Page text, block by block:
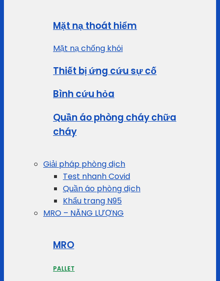
Mặt nạ thoát hiểm
Mặt nạ chống khói
Thiết bị ứng cứu sự cố
Bình cứu hỏa
Quần áo phòng cháy chữa
cháy
Giải pháp phòng dịch
Test nhanh Covid
Quần áo phòng dịch
Khẩu trang N95
MRO – NĂNG LƯỢNG
MRO
PALLET